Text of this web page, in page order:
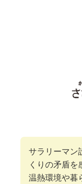
サラリーマン
くりの矛盾を
温熱環境や暮